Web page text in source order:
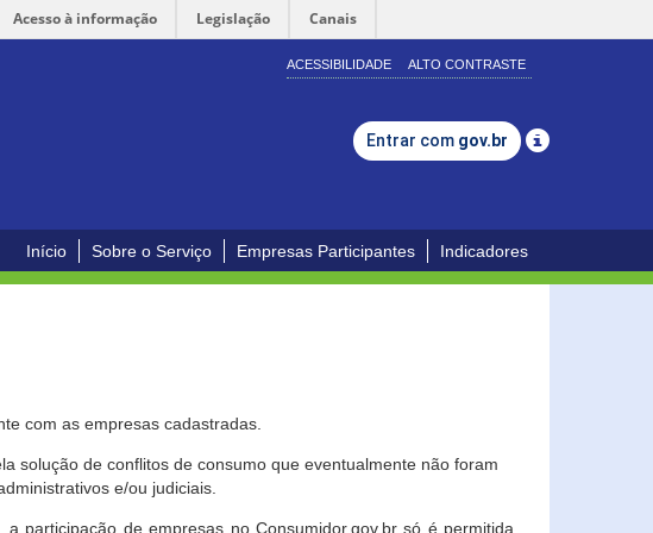
Acesso à informação Legislação Canais
ACESSIBILIDADE ALTO CONTRASTE
Entrar com gov.br
Início Sobre o Serviço Empresas Participantes Indicadores
com as empresas cadastradas.
solução de conflitos de consumo que eventualmente não foram
e/ou judiciais.
participação de empresas no Consumidor.gov.br só é permitida